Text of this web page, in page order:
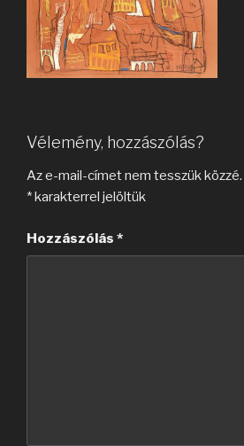
Vélemény, hozzászólás?
Az e-mail-címet nem tesszük közzé.
*karakterrel jelöltük
Hozzászólás *